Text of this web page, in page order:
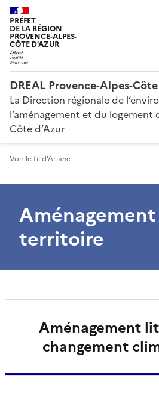
PRÉFET
DE LA RÉGION
PROVENCE-ALPES-
CÔTE D'AZUR
DREAL Provence-Alpes-
La Direction régionale de
l’aménagement et du logement
Côte d’Azur
Voir le fil d'Ariane
territoire
Aménagement
changement